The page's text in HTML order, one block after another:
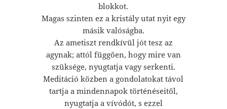
blokkot.
Magas szinten ez a kristály utat nyit egy
másik valóságba.
Az ametiszt rendkívül jót tesz az
agynak; attól függően, hogy mire van
szüksége, nyugtatja vagy serkenti.
Meditáció közben a gondolatokat távol
tartja a mindennapok történéseitől,
nyugtatja a vívódót, s ezzel